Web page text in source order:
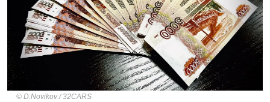
D.Novikov / 32CARS